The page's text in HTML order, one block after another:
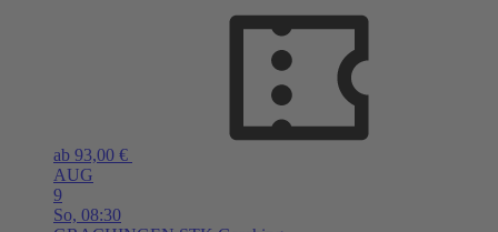
ab 93,00 €
AUG
9
So, 08:30